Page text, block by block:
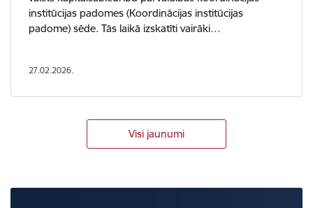
institūcijas padomes (Koordinācijas institūcijas
padome) sēde. Tās laikā izskatīti vairāki…
27.02.2026.
Visi jaunumi